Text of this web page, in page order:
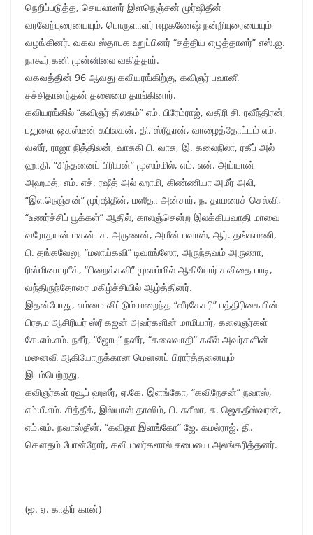
நெறிப்படுத்த, செயலாளர் இளநெஞ்சன் முர்ஷிதீன்
வரவேற்புரையையும், பொருளாளர் ஈழகணேஷ் நன்றியுரையையும்
வழங்கினர். வகவ ஸ்தாபக உறுப்பினர் “சத்திய எழுத்தாளர்” எஸ்.ஐ.
நாகூர் கனி முன்னிலை வகித்தார்.
வகவத்தின் 96 ஆவது கவியரங்கிற்கு, கவிஞர் பவானி
சச்சிதானந்தன் தலைமை தாங்கினார்.
கவியரங்கில் “கவிஞர் திலகம்” எம். பிரேம்ராஜ், வதிரி சி. ரவீந்திரன்,
பதுளை ஒகஸ்டீன் கபிலகன், தி. ஸ்ரீதரன், வாழைத்தோட்டம் எம்.
வஸீர், ராஜா நித்திலன், வாசுகி பி. வாசு, இ. கலைநிலா, ரகீப் அல்
ஹாதி, “சிந்தனைப் பிரியன்” முஸம்மில், எம். என். அய்யான்
அஹமத், எம். எச். ரஷீத் அல் ஹாமி, கிண்ணியா அமீர் அலி,
“இளநெஞ்சன்” முர்ஷிதீன், மஸீதா அன்சார், ந. தாமரைச் செல்வி,
“உணர்ச்சிப் பூக்கள்” ஆதில், காலஞ்சென்ற இலக்கியவாதி மாவை
வரோதயன் மகன் ச. அருணன், அமீன் பவாஸ், ஆர். தங்கமணி,
பி. தங்கவேலு, “மலாய்கவி” டிவாங்ஸோ, அருந்தவம் அருணா,
ரிஸ்மினா ரபீக், “பிறைக்கவி” முஸம்மில் ஆகியோர் கவிதை பாடி,
வந்திருந்தோரை மகிழ்ச்சியில் ஆழ்த்தினர்.
இதன்போது, எம்மை விட்டும் மறைந்த “வீரகேசரி” பத்திரிகையின்
பிரதம ஆசிரியர் ஸ்ரீ கஜன் அவர்களின் மாமியார், கலைஞர்கள்
கே.எம்.எம். நசீர், “ஜோபு” நஸீர், “கலைவாதி” கலீல் அவர்களின்
மனைவி ஆகியோருக்கான மௌனப் பிரார்த்தனையும்
இடம்பெற்றது.
கவிஞர்கள் ரவூப் ஹஸீர், ஏ.கே. இளங்கோ, “கவிநேசன்” நவாஸ்,
எம்.பீ.எம். சித்தீக், இல்யாஸ் தாஸிம், பி. சுசீலா, சு. ஜெகதீஸ்வரன்,
எம்.எம். நவாஸ்தீன், “கவிதா இளங்கோ” ஜே. கமல்ராஜ், தி.
கௌதம் போன்றோர், கவி மலர்களால் சபையை அலங்கரித்தனர்.
(ஐ. ஏ. காதிர் கான்)